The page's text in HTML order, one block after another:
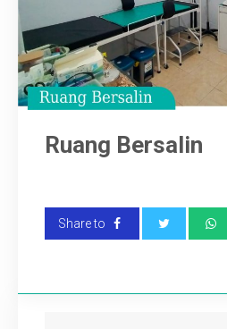
Artikel
Oktashop
Video
Ruang Bersalin
Share to